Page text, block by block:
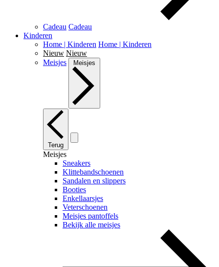
Cadeau Cadeau
Kinderen
Home | Kinderen Home | Kinderen
Nieuw Nieuw
Meisjes
Meisjes
Terug
Meisjes
Sneakers
Klittebandschoenen
Sandalen en slippers
Booties
Enkellaarsjes
Veterschoenen
Meisjes pantoffels
Bekijk alle meisjes